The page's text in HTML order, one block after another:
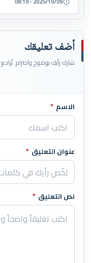
أضف تعليقك
شارك رأيك بوضوح واحترام.
اترك هذا الحقل فارغاً
الاسم *
عنوان التعليق *
نص التعليق *